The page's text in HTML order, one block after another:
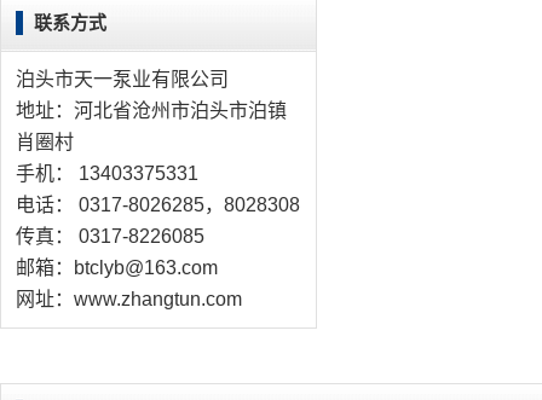
联系方式
泊头市天一泵业有限公司
地址：河北省沧州市泊头市泊镇
肖圈村
手机： 13403375331
电话： 0317-8026285，8028308
传真： 0317-8226085
邮箱：btclyb@163.com
网址：www.zhangtun.com